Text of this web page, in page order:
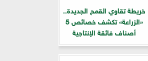
خريطة تقاوي القمح الجديدة..
«الزراعة» تكشف خصائص 5
أصناف فائقة الإنتاجية